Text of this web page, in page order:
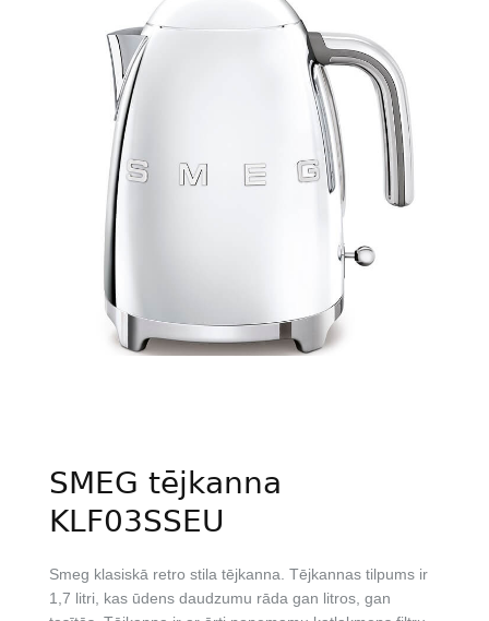
SMEG tējkanna
KLF03SSEU
Smeg klasiskā retro stila tējkanna. Tējkannas tilpums ir
1,7 litri, kas ūdens daudzumu rāda gan litros, gan